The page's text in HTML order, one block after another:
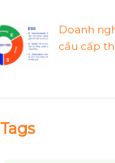
Doanh
cầu cấp
Tags